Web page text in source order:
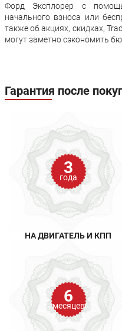
Форд Эксплорер с
начального взноса или
также об акциях, скидках,
могут заметно сэкономить
Гарантия после
3
года
НА ДВИГАТЕЛЬ И КПП
6
месяцев